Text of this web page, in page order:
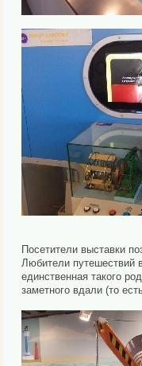
Посетители выставки
Любители путешествий
единственная такого
заметного вдали (то